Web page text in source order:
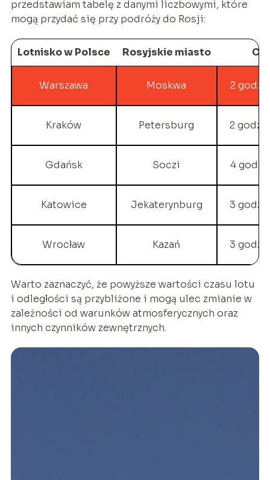
przedstawiam tabelę z danymi liczbowymi, które
mogą przydać się przy podróży do Rosji:
Lotnisko w Polsce Rosyjskie miasto
Warszawa Moskwa 2
Kraków Petersburg 2
Gdańsk Soczi 4
Katowice Jekaterynburg 3
Wrocław Kazań 3
Warto zaznaczyć, że powyższe wartości czasu lotu
i odległości są przybliżone i mogą ulec zmianie w
zależności od warunków atmosferycznych oraz
innych czynników zewnętrznych.